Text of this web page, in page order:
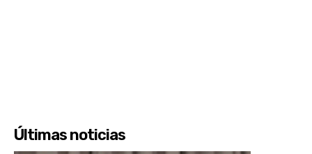
Últimas noticias